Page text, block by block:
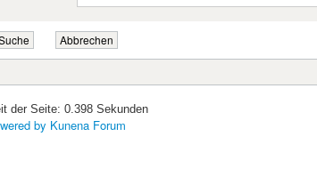
der Seite: 0.398 Sekunden
by Kunena Forum